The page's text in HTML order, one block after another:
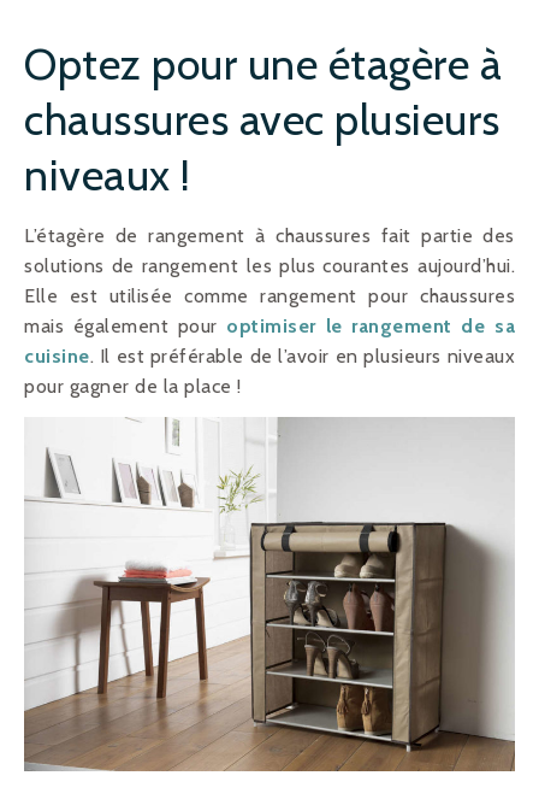
Optez pour une étagère à
chaussures avec plusieurs
niveaux !
L’étagère de rangement à chaussures fait partie des
solutions de rangement les plus courantes aujourd’hui.
Elle est utilisée comme rangement pour chaussures
mais également pour optimiser le rangement de sa
cuisine. Il est préférable de l’avoir en plusieurs niveaux
pour gagner de la place !